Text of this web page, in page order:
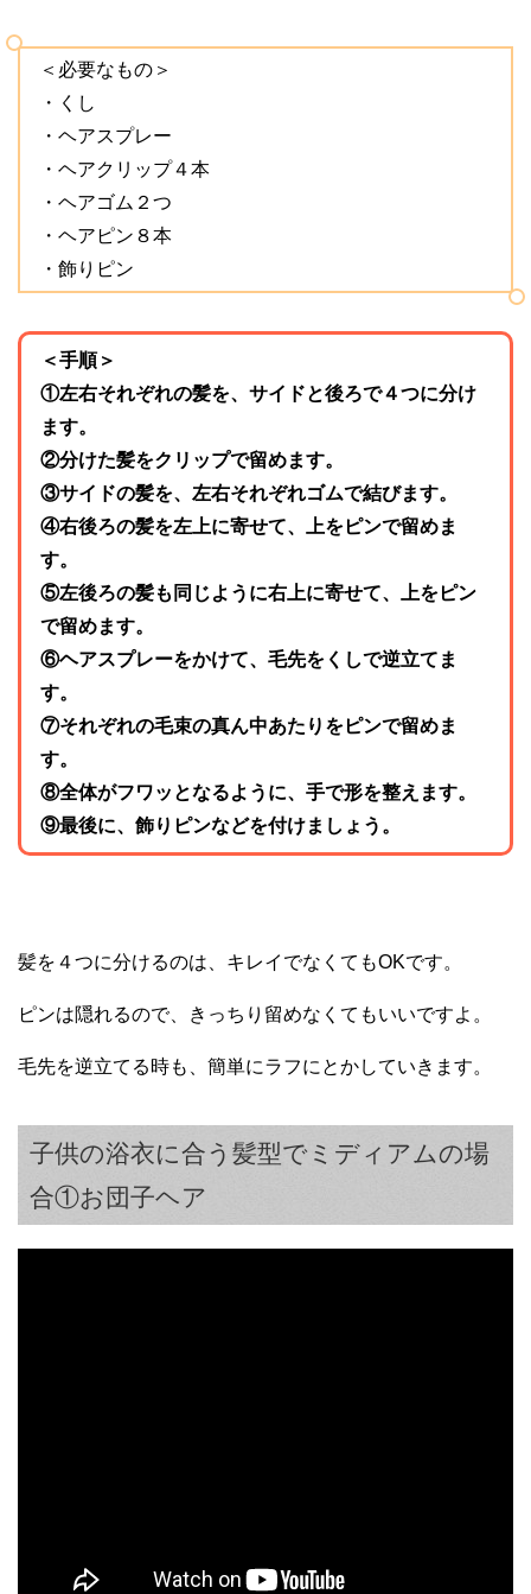
＜必要なもの＞
・くし
・ヘアスプレー
・ヘアクリップ４本
・ヘアゴム２つ
・ヘアピン８本
・飾りピン
＜手順＞
①左右それぞれの髪を、サイドと後ろで４つに分け
ます。
②分けた髪をクリップで留めます。
③サイドの髪を、左右それぞれゴムで結びます。
④右後ろの髪を左上に寄せて、上をピンで留めま
す。
⑤左後ろの髪も同じように右上に寄せて、上をピン
で留めます。
⑥ヘアスプレーをかけて、毛先をくしで逆立てま
す。
⑦それぞれの毛束の真ん中あたりをピンで留めま
す。
⑧全体がフワッとなるように、手で形を整えます。
⑨最後に、飾りピンなどを付けましょう。
髪を４つに分けるのは、キレイでなくてもOKです。
ピンは隠れるので、きっちり留めなくてもいいですよ。
毛先を逆立てる時も、簡単にラフにとかしていきます。
子供の浴衣に合う髪型でミディアムの場
合①お団子ヘア